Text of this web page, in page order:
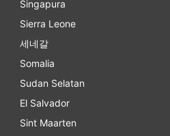
Singapura
Sierra Leone
세네갈
Somalia
Sudan Selatan
El Salvador
Sint Maarten